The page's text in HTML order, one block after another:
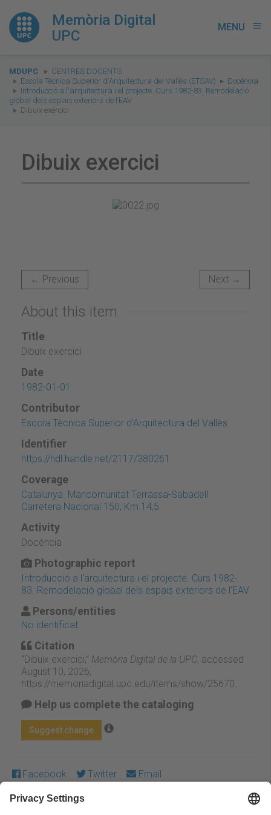
Memòria Digital
UPC
MENU menu
You
are
here:
MDUPC
CENTRES DOCENTS
Escola Tècnica Superior d'Arquitectura del Vallès (ETSAV)
Docència
Introducció a l'arquitectura i el projecte. Curs 1982-83. Remodelació
global dels espais exteriors de l’EAV
Dibuix exercici
Dibuix exercici
← Previous Next →
About this item
Title
Dibuix exercici
Date
1982-01-01
Contributor
Escola Tècnica Superior d'Arquitectura del Vallès
Identifier
https://hdl.handle.net/2117/380261
Coverage
Catalunya. Mancomunitat Terrassa-Sabadell.
Carretera Nacional 150, Km.14,5
Activity
Docència
Photographic report
Introducció a l'arquitectura i el projecte. Curs 1982-
83. Remodelació global dels espais exteriors de l’EAV
Persons/entities
No identificat
Citation
“Dibuix exercici,” Memòria Digital de la UPC, accessed
August 10, 2026,
https://memoriadigital.upc.edu/items/show/25670
Help us complete the cataloging
Suggest change
Facebook Twitter Email